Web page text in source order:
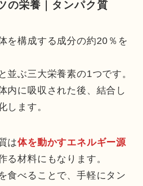
の栄養｜タンパク質
を構成する成分の約20％を
並ぶ三大栄養素の1つです。
内に吸収された後、結合し
します。
は体を動かすエネルギー源
る材料にもなります。
食べることで、手軽にタン